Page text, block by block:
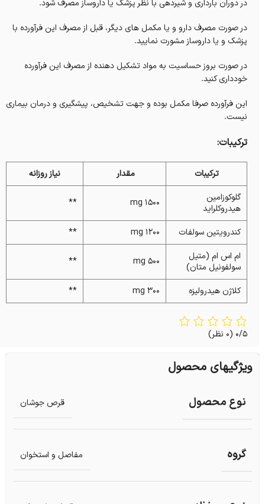
در دوران بارداری و شیردهی با نظر پزشک یا داروساز مصرف شود.
در صورت مصرف دارو و یا مکمل های دیگر، قبل از مصرف این فرآورده با
پزشک و یا داروساز مشورت نمایید.
در صورت بروز حساسیت به مواد تشکیل دهنده از مصرف این فرآورده
خودداری کنید.
این فرآورده صرفا مکمل بوده و جهت تشخیص، پیشگیری و درمان بیماری
نیست.
ترکیبات:
ترکیبات مقدار
نیاز روزانه
گلوکوزامین
هیدروکلراید
۱۵۰۰ mg **
کندرویتین سولفات ۱۲۰۰ mg
**
ام اس ام (متیل
سولفونیل متان)
۵۰۰ mg **
کلاژن هیدرولیزه ۳۰۰ mg **
0/5 (0 نظر)
ویژگیهای محصول
نوع محصول قرص جوشان
گروه مفاصل و استخوان